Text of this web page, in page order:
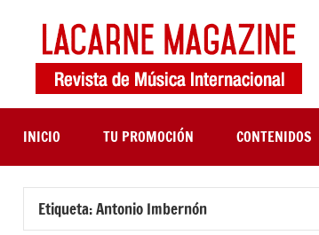
contenido
INICIO TU PROMOCIÓN CONTENIDOS
Etiqueta:Antonio Imbernón